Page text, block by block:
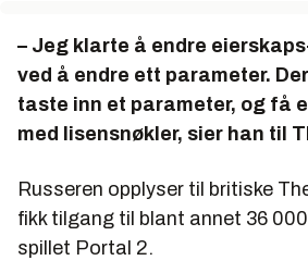
– Jeg klarte å endre
ved å endre ett parameter.
taste inn et parameter, og få
med lisensnøkler, sier han til
Russeren opplyser til britiske
fikk tilgang til blant annet 36
spillet Portal 2.